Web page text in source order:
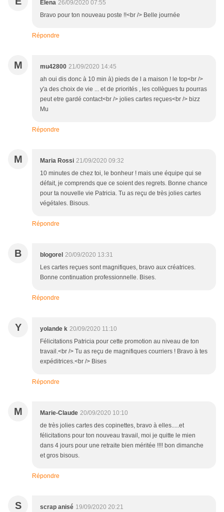
Elena 26/09/2020 07:55
Bravo pour ton nouveau poste !!<br /> Belle journée
Répondre
M mu42800 21/09/2020 14:45
ah oui dis donc à 10 min à) pieds de l a maison ! le top<br />
y'a des choix de vie ... et de priorités , les collègues tu pourras
peut etre gardé contact<br /> jolies cartes reçues<br /> bizz
Mu
Répondre
M Maria Rossi 21/09/2020 09:32
10 minutes de chez toi, le bonheur ! mais une équipe qui se
défait, je comprends que ce soient des regrets. Bonne chance
pour ta nouvelle vie Patricia. Tu as reçu de très jolies cartes
végétales. Bisous.
Répondre
B blogorel 20/09/2020 13:31
Les cartes reçues sont magnifiques, bravo aux créatrices.
Bonne continuation professionnelle. Bises.
Répondre
Y yolande k 20/09/2020 11:10
Félicitations Patricia pour cette promotion au niveau de ton
travail.<br /> Tu as reçu de magnifiques courriers ! Bravo à tes
expéditrices.<br /> Bises
Répondre
M Marie-Claude 20/09/2020 10:10
de très jolies cartes des copinettes, bravo à elles.....et
félicitations pour ton nouveau travail, moi je quitte le mien
dans 4 jours pour une retraite bien méritée !!!! bon dimanche
et gros bisous.
Répondre
S scrap anisé 19/09/2020 20:21